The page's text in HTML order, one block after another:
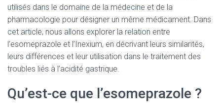
utilisés dans le domaine de la médecine et de la
pharmacologie pour désigner un même médicament. Dans
cet article, nous allons explorer la relation entre
l’esomeprazole et l’Inexium, en décrivant leurs similarités,
leurs différences et leur utilisation dans le traitement des
troubles liés à l’acidité gastrique.
Qu’est-ce que l’esomeprazole ?